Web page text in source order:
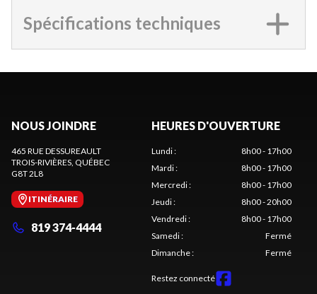
Spécifications techniques
NOUS JOINDRE
465 RUE DESSUREAULT
TROIS-RIVIÈRES, QUÉBEC
G8T 2L8
ITINÉRAIRE
819 374-4444
HEURES D'OUVERTURE
Lundi:
8h00 - 17h00
Mardi:
8h00 - 17h00
Mercredi:
8h00 - 17h00
Jeudi:
8h00 - 20h00
Vendredi:
8h00 - 17h00
Samedi:
Fermé
Dimanche: Fermé
Restez connecté